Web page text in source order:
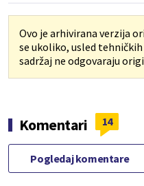
Ovo je arhivirana verzija
se ukoliko, usled
sadržaj ne odgovaraju
Komentari 14
Pogledaj komentare